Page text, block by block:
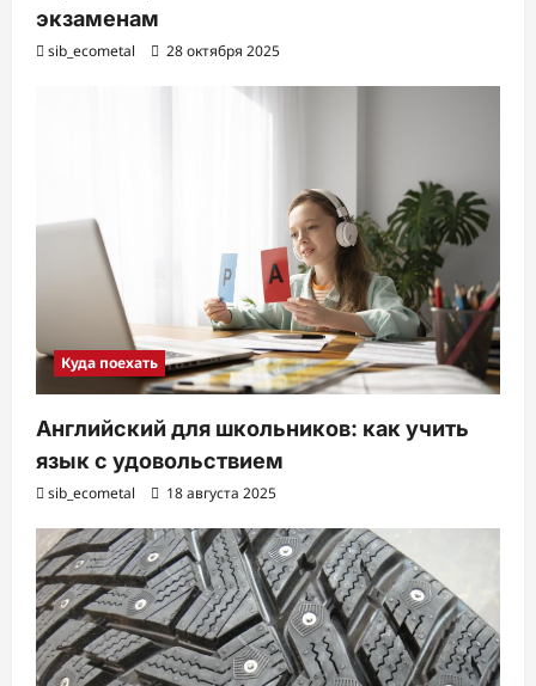
экзаменам
sib_ecometal 28 октября 2025
Куда поехать
Английский для школьников: как учить
язык с удовольствием
sib_ecometal 18 августа 2025